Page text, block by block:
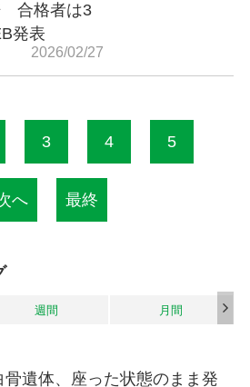
合格者は3
発表
2026/02/27
3 4 5
へ 最終
週間 月間
骨遺体、座った状態のまま発